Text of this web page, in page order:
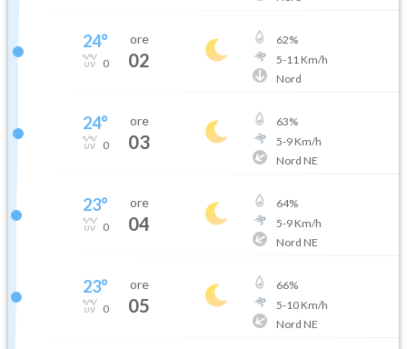
24°
0
ore
02
62%
5-11 Km/h
Nord
24°
0
ore
03
63%
5-9Km/h
Nord NE
23°
0
ore
04
64%
5-9Km/h
Nord NE
23°
0
ore
05
66%
5-10Km/h
Nord NE